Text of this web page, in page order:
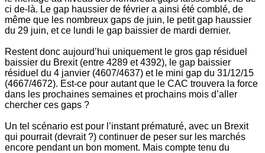
ci de-là. Le gap haussier de février a ainsi été comblé, de
même que les nombreux gaps de juin, le petit gap haussier
du 29 juin, et ce lundi le gap baissier de mardi dernier.
Restent donc aujourd’hui uniquement le gros gap résiduel
baissier du Brexit (entre 4289 et 4392), le gap baissier
résiduel du 4 janvier (4607/4637) et le mini gap du 31/12/15
(4667/4672). Est-ce pour autant que le CAC trouvera la force
dans les prochaines semaines et prochains mois d’aller
chercher ces gaps ?
Un tel scénario est pour l’instant prématuré, avec un Brexit
qui pourrait (devrait ?) continuer de peser sur les marchés
encore pendant un bon moment. Mais compte tenu du